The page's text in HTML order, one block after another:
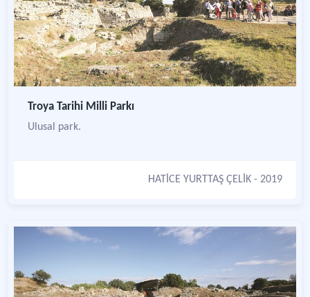
Troya Tarihi Milli Parkı
Ulusal park.
HATİCE YURTTAŞ ÇELİK - 2019